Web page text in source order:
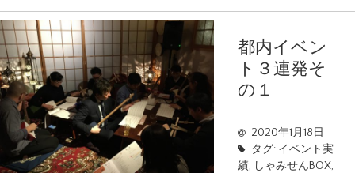
都内イベン
ト３連発そ
の１
2020年1月18日
タグ: イベント実
績, しゃみせんBOX,